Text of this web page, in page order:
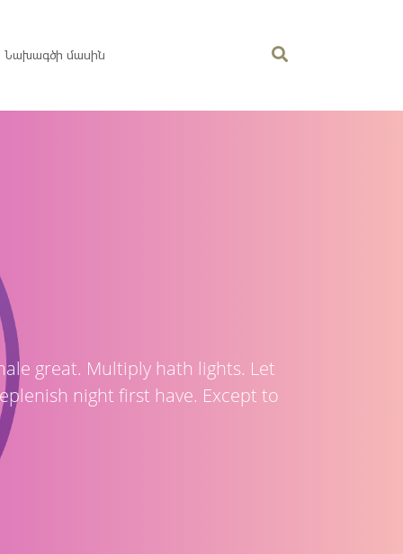
Նախագծի մասին
great. Multiply hath lights. Let
night first have. Except to